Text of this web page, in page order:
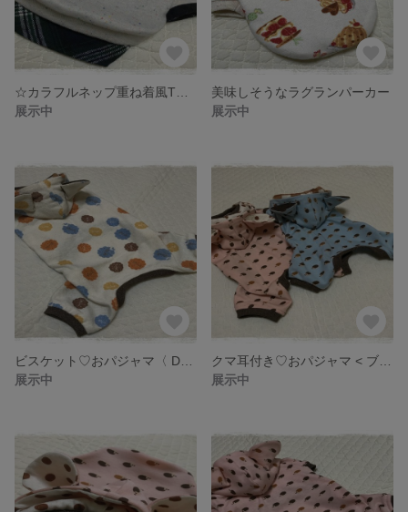
展示中
美味しそうなラグランパーカー
展示中
展示中
展示中